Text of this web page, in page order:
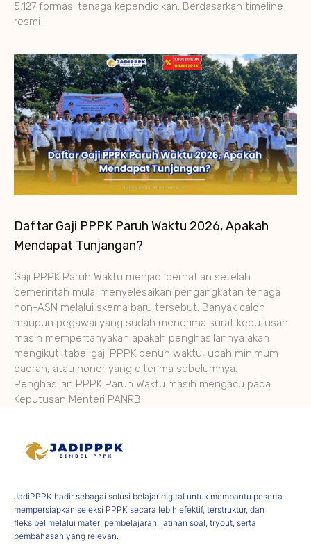
5.127 formasi tenaga kependidikan. Berdasarkan timeline
resmi
Daftar Gaji PPPK Paruh Waktu 2026, Apakah
Mendapat Tunjangan?
Gaji PPPK Paruh Waktu menjadi perhatian setelah
pemerintah mulai menyelesaikan pengangkatan tenaga
non-ASN melalui skema baru tersebut. Banyak calon
maupun pegawai yang sudah menerima surat keputusan
masih mempertanyakan apakah penghasilannya akan
mengikuti tabel gaji PPPK penuh waktu, upah minimum
daerah, atau honor yang diterima sebelumnya.
Penghasilan PPPK Paruh Waktu masih mengacu pada
Keputusan Menteri PANRB
JadiPPPK hadir sebagai solusi belajar digital untuk membantu peserta
mempersiapkan seleksi PPPK secara lebih efektif, terstruktur, dan
fleksibel melalui materi pembelajaran, latihan soal, tryout, serta
pembahasan yang relevan.